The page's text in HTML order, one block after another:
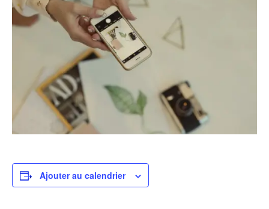
Ajouter au calendrier